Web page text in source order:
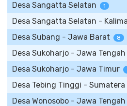
Desa Sangatta Selatan 1
Desa Sangatta Selatan -
Desa Subang - Jawa Barat 8
Desa Sukoharjo - Jawa Tengah
Desa Sukoharjo - Jawa Timur
Desa Tebing Tinggi - Sumatera
Desa Wonosobo - Jawa Tengah